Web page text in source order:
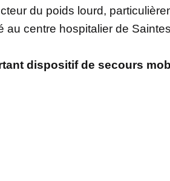
du poids lourd,
au centre hospitalier de
dispositif de secours